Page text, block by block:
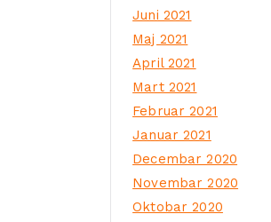
Juni 2021
Maj 2021
April 2021
Mart 2021
Februar 2021
Januar 2021
Decembar 2020
Novembar 2020
Oktobar 2020